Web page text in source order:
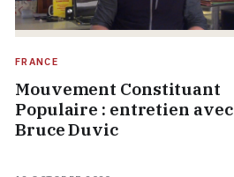
FRANCE
Mouvement Constituant
Populaire : entretien avec
Bruce Duvic